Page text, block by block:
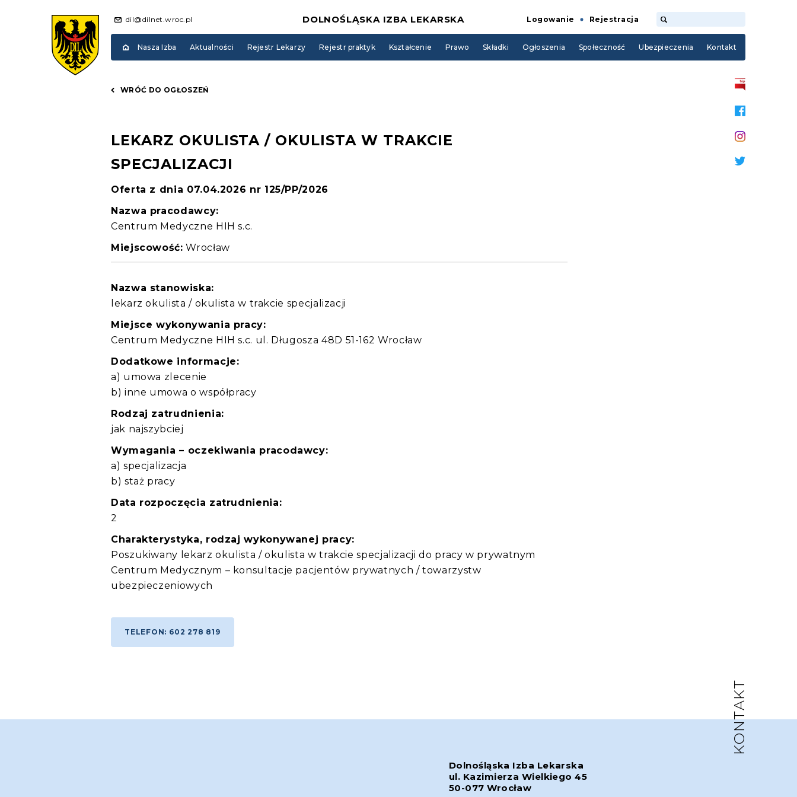
dil@dilnet.wroc.pl DOLNOŚLĄSKA IZBA LEKARSKA Logowanie Rejestracja
Nasza Izba Aktualności Rejestr Lekarzy Rejestr praktyk Kształcenie Prawo Składki Ogłoszenia Społeczność Ubezpieczenia Kontakt
WRÓĆ DO OGŁOSZEŃ
LEKARZ OKULISTA / OKULISTA W TRAKCIE
SPECJALIZACJI
Oferta z dnia 07.04.2026 nr 125/PP/2026
Nazwa pracodawcy:
Centrum Medyczne HIH s.c.
Miejscowość: Wrocław
Nazwa stanowiska:
lekarz okulista / okulista w trakcie specjalizacji
Miejsce wykonywania pracy:
Centrum Medyczne HIH s.c. ul. Długosza 48D 51-162 Wrocław
Dodatkowe informacje:
a) umowa zlecenie
b) inne umowa o współpracy
Rodzaj zatrudnienia:
jak najszybciej
Wymagania – oczekiwania pracodawcy:
a) specjalizacja
b) staż pracy
Data rozpoczęcia zatrudnienia:
2
Charakterystyka, rodzaj wykonywanej pracy:
Poszukiwany lekarz okulista / okulista w trakcie specjalizacji do pracy w prywatnym
Centrum Medycznym – konsultacje pacjentów prywatnych / towarzystw
ubezpieczeniowych
TELEFON: 602 278 819
KONTAKT
Dolnośląska Izba Lekarska
ul. Kazimierza Wielkiego 45
50-077 Wrocław